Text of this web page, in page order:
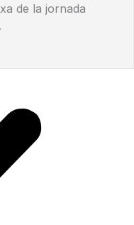
de la jornada